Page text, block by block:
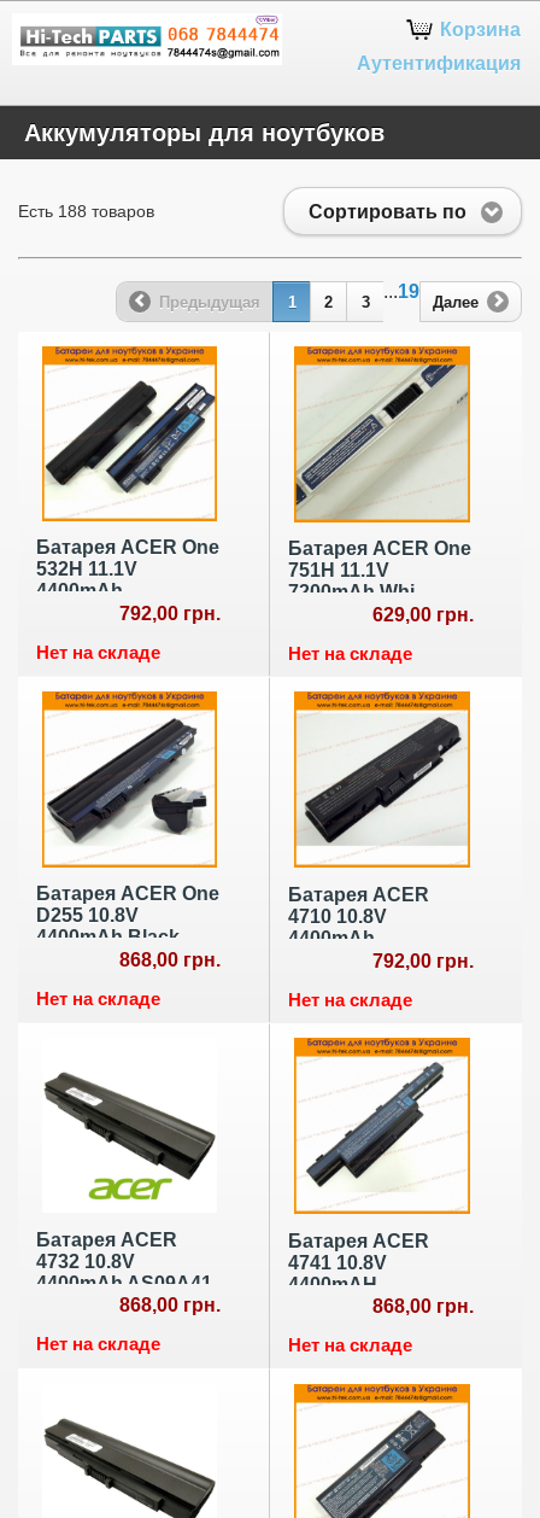
Корзина
Аутентификация
Аккумуляторы для ноутбуков
Сортировать по
Есть 188 товаров
Предыдущая 1 2 3
...19
Далее
Батарея ACER One
532H 11.1V
4400mAh
792,00 грн.
Нет на складе
Батарея ACER One
751H 11.1V
7200mAh Whi
629,00 грн.
Нет на складе
Батарея ACER One
D255 10.8V
4400mAh Black
868,00 грн.
Нет на складе
Батарея ACER
4710 10.8V
4400mAh
792,00 грн.
Нет на складе
Батарея ACER
4732 10.8V
4400mAh AS09A41
868,00 грн.
Нет на складе
Батарея ACER
4741 10.8V
4400mAH
(AS10D31)868,00 грн.
Нет на складе